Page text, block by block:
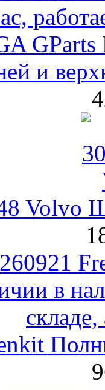
GParts
и
Volvo